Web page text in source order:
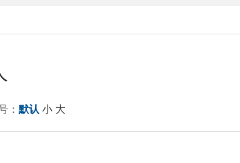
： 默认 小 大